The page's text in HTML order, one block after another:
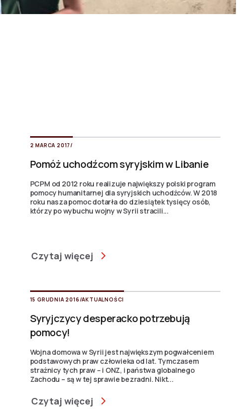
2 MARCA 2017/
Pomóż uchodźcom syryjskim w Libanie
PCPM od 2012 roku realizuje największy polski program
pomocy humanitarnej dla syryjskich uchodźców. W 2018
roku nasza pomoc dotarła do dziesiątek tysięcy osób,
którzy po wybuchu wojny w Syrii stracili...
Czytaj więcej
15 GRUDNIA 2016/AKTUALNOŚCI
Syryjczycy desperacko potrzebują
pomocy!
Wojna domowa w Syrii jest największym pogwałceniem
podstawowych praw człowieka od lat. Tymczasem
strażnicy tych praw – i ONZ, i państwa globalnego
Zachodu – są w tej sprawie bezradni. Nikt...
Czytaj więcej